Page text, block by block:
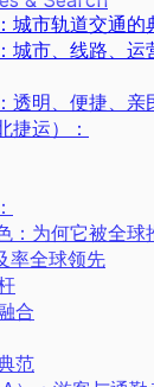
城市轨道交通的
城市、线路、
透明、便捷、亲
捷运）：
：为何它被全球
率全球领先
合
范